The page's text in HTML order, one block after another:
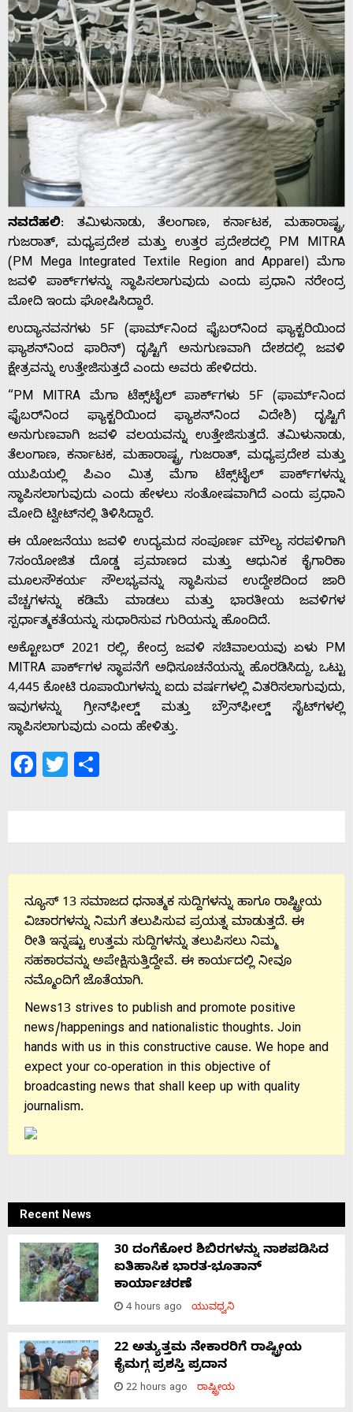
Home
About
Us
Advertise
With
s
Contact
Us
ನವದೆಹಲಿ: ತಮಿಳುನಾಡು, ತೆಲಂಗಾಣ, ಕರ್ನಾಟಕ, ಮಹಾರಾಷ್ಟ್ರ,
ಗುಜರಾತ್, ಮಧ್ಯಪ್ರದೇಶ ಮತ್ತು ಉತ್ತರ ಪ್ರದೇಶದಲ್ಲಿ PM MITRA
(PM Mega Integrated Textile Region and Apparel) ಮೆಗಾ
ಜವಳಿ ಪಾರ್ಕ್‌ಗಳನ್ನು ಸ್ಥಾಪಿಸಲಾಗುವುದು ಎಂದು ಪ್ರಧಾನಿ ನರೇಂದ್ರ
ಮೋದಿ ಇಂದು ಘೋಷಿಸಿದ್ದಾರೆ.
ಉದ್ಯಾನವನಗಳು 5F (ಫಾರ್ಮ್‌ನಿಂದ ಫೈಬರ್‌ನಿಂದ ಫ್ಯಾಕ್ಟರಿಯಿಂದ
ಫ್ಯಾಶನ್‌ನಿಂದ ಫಾರಿನ್) ದೃಷ್ಟಿಗೆ ಅನುಗುಣವಾಗಿ ದೇಶದಲ್ಲಿ ಜವಳಿ
ಕ್ಷೇತ್ರವನ್ನು ಉತ್ತೇಜಿಸುತ್ತದೆ ಎಂದು ಅವರು ಹೇಳಿದರು.
“PM MITRA ಮೆಗಾ ಟೆಕ್ಸ್‌ಟೈಲ್ ಪಾರ್ಕ್‌ಗಳು 5F (ಫಾರ್ಮ್‌ನಿಂದ
ಫೈಬರ್‌ನಿಂದ ಫ್ಯಾಕ್ಟರಿಯಿಂದ ಫ್ಯಾಶನ್‌ನಿಂದ ವಿದೇಶಿ) ದೃಷ್ಟಿಗೆ
ಅನುಗುಣವಾಗಿ ಜವಳಿ ವಲಯವನ್ನು ಉತ್ತೇಜಿಸುತ್ತದೆ. ತಮಿಳುನಾಡು,
ತೆಲಂಗಾಣ, ಕರ್ನಾಟಕ, ಮಹಾರಾಷ್ಟ್ರ, ಗುಜರಾತ್, ಮಧ್ಯಪ್ರದೇಶ ಮತ್ತು
ಯುಪಿಯಲ್ಲಿ ಪಿಎಂ ಮಿತ್ರ ಮೆಗಾ ಟೆಕ್ಸ್‌ಟೈಲ್ ಪಾರ್ಕ್‌ಗಳನ್ನು
ಸ್ಥಾಪಿಸಲಾಗುವುದು ಎಂದು ಹೇಳಲು ಸಂತೋಷವಾಗಿದೆ ಎಂದು ಪ್ರಧಾನಿ
ಮೋದಿ ಟ್ವೀಟ್‌ನಲ್ಲಿ ತಿಳಿಸಿದ್ದಾರೆ.
ಈ ಯೋಜನೆಯು ಜವಳಿ ಉದ್ಯಮದ ಸಂಪೂರ್ಣ ಮೌಲ್ಯ ಸರಪಳಿಗಾಗಿ
7ಸಂಯೋಜಿತ ದೊಡ್ಡ ಪ್ರಮಾಣದ ಮತ್ತು ಆಧುನಿಕ ಕೈಗಾರಿಕಾ
ಮೂಲಸೌಕರ್ಯ ಸೌಲಭ್ಯವನ್ನು ಸ್ಥಾಪಿಸುವ ಉದ್ದೇಶದಿಂದ ಜಾರಿ
ವೆಚ್ಚಗಳನ್ನು ಕಡಿಮೆ ಮಾಡಲು ಮತ್ತು ಭಾರತೀಯ ಜವಳಿಗಳ
ಸ್ಪರ್ಧಾತ್ಮಕತೆಯನ್ನು ಸುಧಾರಿಸುವ ಗುರಿಯನ್ನು ಹೊಂದಿದೆ.
ಅಕ್ಟೋಬರ್ 2021 ರಲ್ಲಿ, ಕೇಂದ್ರ ಜವಳಿ ಸಚಿವಾಲಯವು ಏಳು PM
MITRA ಪಾರ್ಕ್‌ಗಳ ಸ್ಥಾಪನೆಗೆ ಅಧಿಸೂಚನೆಯನ್ನು ಹೊರಡಿಸಿದ್ದು, ಒಟ್ಟು
4,445 ಕೋಟಿ ರೂಪಾಯಿಗಳನ್ನು ಐದು ವರ್ಷಗಳಲ್ಲಿ ವಿತರಿಸಲಾಗುವುದು,
ಇವುಗಳನ್ನು ಗ್ರೀನ್‌ಫೀಲ್ಡ್ ಮತ್ತು ಬ್ರೌನ್‌ಫೀಲ್ಡ್ ಸೈಟ್‌ಗಳಲ್ಲಿ
ಸ್ಥಾಪಿಸಲಾಗುವುದು ಎಂದು ಹೇಳಿತ್ತು.
Facebook
Twitter
ನ್ಯೂಸ್ 13 ಸಮಾಜದ ಧನಾತ್ಮಕ ಸುದ್ದಿಗಳನ್ನು ಹಾಗೂ ರಾಷ್ಟ್ರೀಯ
ವಿಚಾರಗಳನ್ನು ನಿಮಗೆ ತಲುಪಿಸುವ ಪ್ರಯತ್ನ ಮಾಡುತ್ತದೆ. ಈ
ರೀತಿ ಇನ್ನಷ್ಟು ಉತ್ತಮ ಸುದ್ದಿಗಳನ್ನು ತಲುಪಿಸಲು ನಿಮ್ಮ
ಸಹಕಾರವನ್ನು ಅಪೇಕ್ಷಿಸುತ್ತಿದ್ದೇವೆ. ಈ ಕಾರ್ಯದಲ್ಲಿ ನೀವೂ
ನಮ್ಮೊಂದಿಗೆ ಜೊತೆಯಾಗಿ.
News13 strives to publish and promote positive
news/happenings and nationalistic thoughts. Join
hands with us in this constructive cause. We hope and
expect your co-operation in this objective of
broadcasting news that shall keep up with quality
journalism.
Recent News
30 ದಂಗೆಕೋರ ಶಿಬಿರಗಳನ್ನು ನಾಶಪಡಿಸಿದ
ಐತಿಹಾಸಿಕ ಭಾರತ-ಭೂತಾನ್
ಕಾರ್ಯಾಚರಣೆ
4 hours ago ಯುವಧ್ವನಿ
22 ಅತ್ಯುತ್ತಮ ನೇಕಾರರಿಗೆ ರಾಷ್ಟ್ರೀಯ
ಕೈಮಗ್ಗ ಪ್ರಶಸ್ತಿ ಪ್ರದಾನ
22 hours ago ರಾಷ್ಟ್ರೀಯ